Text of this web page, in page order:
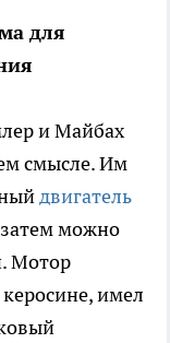
для
и Майбах
смысле. Им
двигатель
можно
Мотор
имел